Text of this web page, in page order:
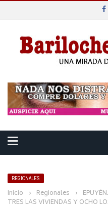
REGIONALES
Inicio › Regionales ›
TRES LAS VIVIENDAS Y OCHO